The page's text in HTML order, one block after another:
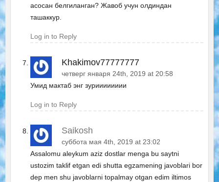
асосан белгиланган? Жавоб учун олдиндан
ташаккур.
Log in to Reply
Khakimov77777777
четверг января 24th, 2019 at 20:58
Умид мактаб энг зурииииииии
Log in to Reply
Saikosh
суббота мая 4th, 2019 at 23:02
Assalomu aleykum aziz dostlar menga bu saytni
ustozim taklif etgan edi shutta egzamening javoblari bor
dep men shu javoblarni topalmay otgan edim iltimos